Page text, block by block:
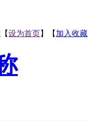
【设为首页】【 加入收藏